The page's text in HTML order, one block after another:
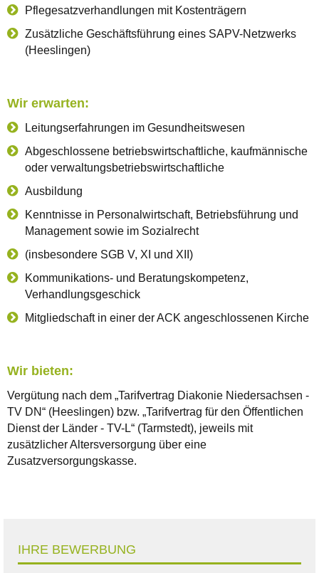
Pflegesatzverhandlungen mit Kostenträgern
Zusätzliche Geschäftsführung eines SAPV-Netzwerks
(Heeslingen)
Wir erwarten:
Leitungserfahrungen im Gesundheitswesen
Abgeschlossene betriebswirtschaftliche, kaufmännische
oder verwaltungsbetriebswirtschaftliche
Ausbildung
Kenntnisse in Personalwirtschaft, Betriebsführung und
Management sowie im Sozialrecht
(insbesondere SGB V, XI und XII)
Kommunikations- und Beratungskompetenz,
Verhandlungsgeschick
Mitgliedschaft in einer der ACK angeschlossenen Kirche
Wir bieten:
Vergütung nach dem „Tarifvertrag Diakonie Niedersachsen -
TV DN“ (Heeslingen) bzw. „Tarifvertrag für den Öffentlichen
Dienst der Länder - TV-L“ (Tarmstedt), jeweils mit
zusätzlicher Altersversorgung über eine
Zusatzversorgungskasse.
IHRE BEWERBUNG